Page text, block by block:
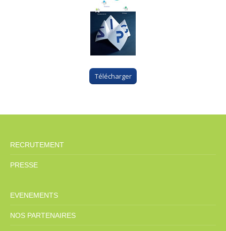
Télécharger
RECRUTEMENT
PRESSE
EVENEMENTS
NOS PARTENAIRES